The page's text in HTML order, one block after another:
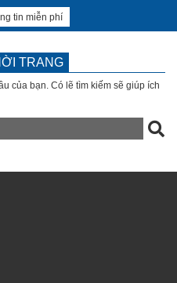
tin miễn phí
TRANG
của bạn. Có lẽ tìm kiếm sẽ giúp ích